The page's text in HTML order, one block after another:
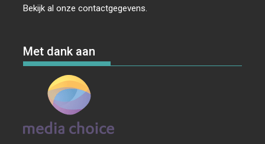
Bekijk al onzecontactgegevens
Met dank aan